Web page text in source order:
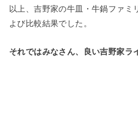
以上、吉野家の牛皿・牛鍋ファミ
よび比較結果でした。
それではみなさん、良い吉野家ラ